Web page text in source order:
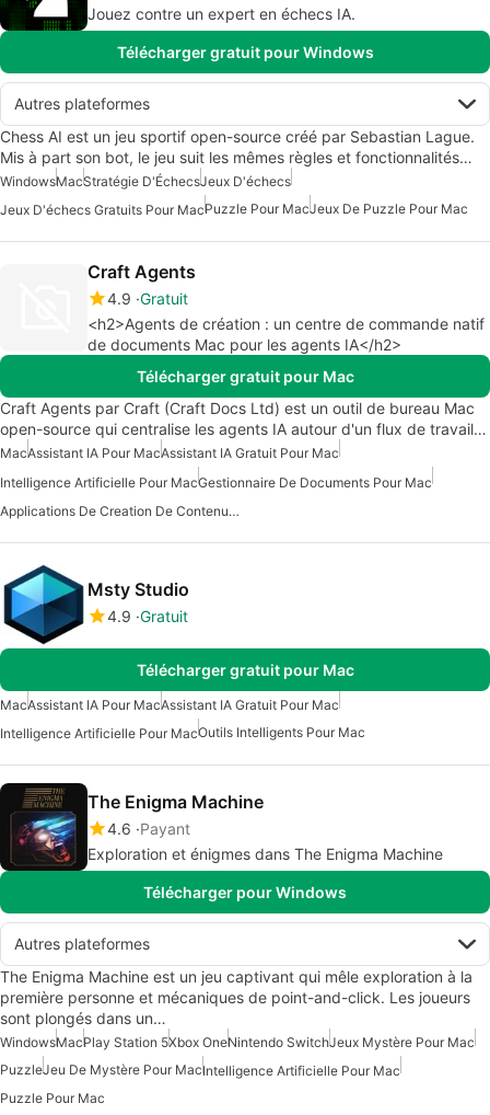
Jouez contre un expert en échecs IA.
Télécharger gratuit pour Windows
Autres plateformes
Chess AI est un jeu sportif open-source créé par Sebastian Lague.
Mis à part son bot, le jeu suit les mêmes règles et fonctionnalités…
WindowsMacStratégie D'ÉchecsJeux D'échecs
Jeux D'échecs Gratuits Pour MacPuzzle Pour MacJeux De Puzzle Pour Mac
Craft Agents
4.9 Gratuit
<h2>Agents de création : un centre de commande natif
de documents Mac pour les agents IA</h2>
Télécharger gratuit pour Mac
Craft Agents par Craft (Craft Docs Ltd) est un outil de bureau Mac
open-source qui centralise les agents IA autour d'un flux de travail…
MacAssistant IA Pour MacAssistant IA Gratuit Pour Mac
Intelligence Artificielle Pour MacGestionnaire De Documents Pour Mac
Applications De Creation De Contenu Avec Intelligence Artificielle
Msty Studio
4.9 Gratuit
Télécharger gratuit pour Mac
MacAssistant IA Pour MacAssistant IA Gratuit Pour Mac
Intelligence Artificielle Pour MacOutils Intelligents Pour Mac
The Enigma Machine
4.6 Payant
Exploration et énigmes dans The Enigma Machine
Télécharger pour Windows
Autres plateformes
The Enigma Machine est un jeu captivant qui mêle exploration à la
première personne et mécaniques de point-and-click. Les joueurs
sont plongés dans un…
WindowsMacPlay Station 5Xbox OneNintendo SwitchJeux Mystère Pour Mac
PuzzleJeu De Mystère Pour MacIntelligence Artificielle Pour Mac
Puzzle Pour Mac